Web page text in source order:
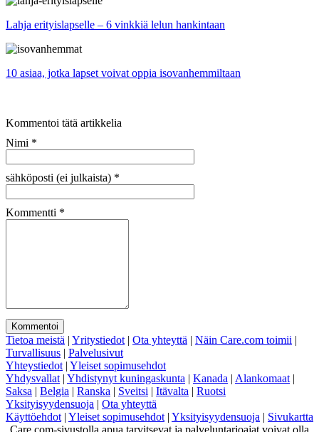
Lahja erityislapselle – 6 vinkkiä lelun hankintaan
10 asiaa, jotka lapset voivat oppia isovanhemmiltaan
Kommentoi tätä artikkelia
Nimi *
sähköposti (ei julkaista) *
Kommentti *
Tietoa meistä | Yritystiedot | Ota yhteyttä | Näin Care.com toimii |
Turvallisuus | Palvelusivut
Yhteystiedot | Yleiset sopimusehdot
Yhdysvallat | Yhdistynyt kuningaskunta | Kanada | Alankomaat |
Saksa | Belgia | Ranska | Sveitsi | Itävalta | Ruotsi
Yksityisyydensuoja | Ota yhteyttä
Käyttöehdot | Yleiset sopimusehdot | Yksityisyydensuoja | Sivukartta
Care.com-sivustolla apua tarvitsevat ja palveluntarjoajat voivat olla